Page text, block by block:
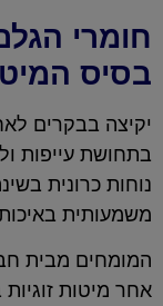
חומרי
בסיס
יקיצה בבקרים
בתחושת עייפות
נוחות כרונית
משמעותית
המומחים מבית
אחר מיטות